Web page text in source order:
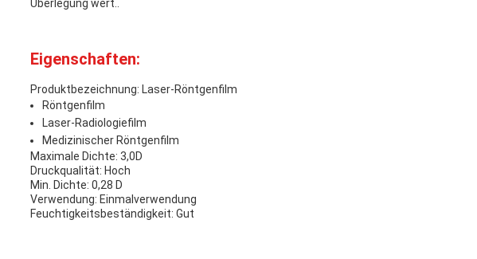
Überlegung wert..
Eigenschaften:
Produktbezeichnung: Laser-Röntgenfilm
Röntgenfilm
Laser-Radiologiefilm
Medizinischer Röntgenfilm
Maximale Dichte: 3,0D
Druckqualität: Hoch
Min. Dichte: 0,28 D
Verwendung: Einmalverwendung
Feuchtigkeitsbeständigkeit: Gut